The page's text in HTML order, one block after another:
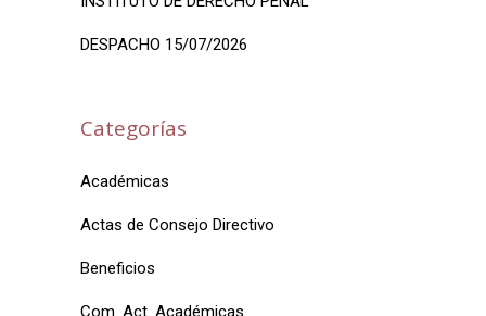
DESPACHO 15/07/2026
Categorías
Académicas
Actas de Consejo Directivo
Beneficios
Com. Act. Académicas